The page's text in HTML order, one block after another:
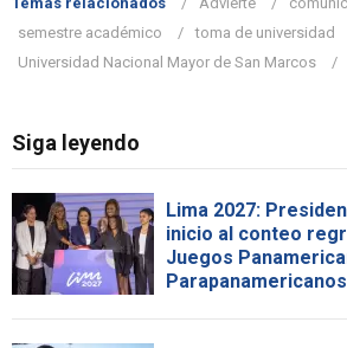
semestre académico
toma de universidad
Universidad Nacional Mayor de San Marcos
Siga leyendo
Lima 2027:
inicio al conteo
Juegos
Parapanamericanos